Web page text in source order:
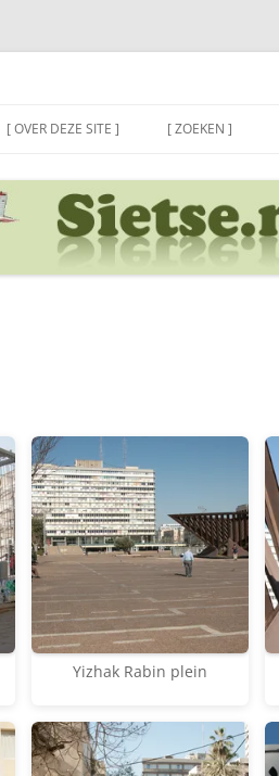
[ OVER DEZE SITE ] [ ZOEKEN ]
Yizhak Rabin plein